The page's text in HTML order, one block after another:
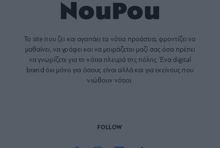
Το site που ζει και αγαπάει τα νότια προάστια, φροντίζει να
μαθαίνει, να γράφει και να μοιράζεται μαζί σας όσα πρέπει
να γνωρίζετε για τη νότια πλευρά της πόλης. Ένα digital
brand όχι μόνο για όσους είναι αλλά και για εκείνους που
νιώθουν νότιοι.
FOLLOW